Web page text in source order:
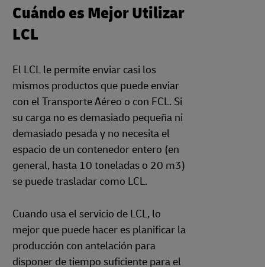
Cuándo es Mejor Utilizar
LCL
El LCL le permite enviar casi los
mismos productos que puede enviar
con el Transporte Aéreo o con FCL. Si
su carga no es demasiado pequeña ni
demasiado pesada y no necesita el
espacio de un contenedor entero (en
general, hasta 10 toneladas o 20 m3)
se puede trasladar como LCL.
Cuando usa el servicio de LCL, lo
mejor que puede hacer es planificar la
producción con antelación para
disponer de tiempo suficiente para el